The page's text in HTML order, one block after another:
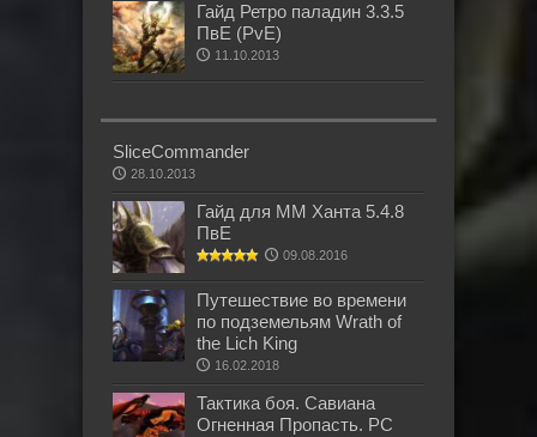
Гайд Ретро паладин 3.3.5
ПвЕ (PvE)
11.10.2013
SliceCommander
28.10.2013
Гайд для ММ Ханта 5.4.8
ПвЕ
09.08.2016
Путешествие во времени
по подземельям Wrath of
the Lich King
16.02.2018
Тактика боя. Савиана
Огненная Пропасть. РС